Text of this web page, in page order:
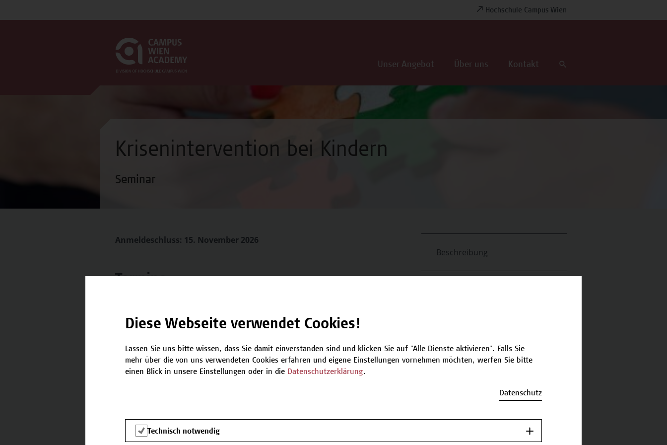
Hochschule Campus Wien
Unser Angebot Über uns Kontakt
Krisenintervention bei Kindern
Seminar
Anmeldeschluss: 15. November 2026
Termine
25.11.2026 - 25.11.2026 Plätze verfügbar
Kontakt
Beschreibung
Diese Webseite verwendet Cookies!
Lassen Sie uns bitte wissen, dass Sie damit einverstanden sind und klicken Sie auf "Alle Dienste aktivieren". Falls Sie
mehr über die von uns verwendeten Cookies erfahren und eigene Einstellungen vornehmen möchten, werfen Sie bitte
einen Blick in unsere Einstellungen oder in die Datenschutzerklärung.
Datenschutz
Technisch notwendig